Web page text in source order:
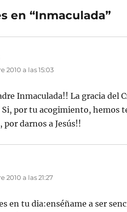
en “Inmaculada”
2010 a las 15:03
Inmaculada!! La gracia del
Si, por tu acogimiento, hemos
por darnos a Jesús!!
2010 a las 21:27
en tu dia:enséñame a ser